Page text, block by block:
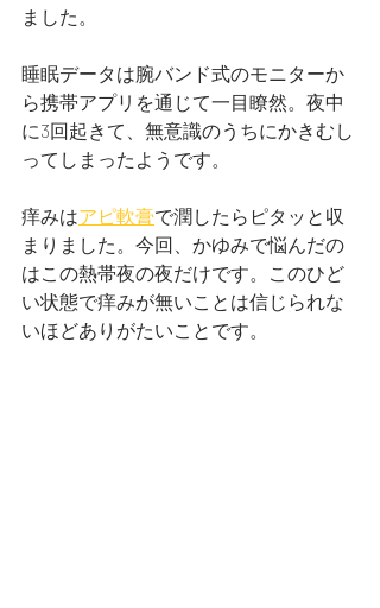
ました。
睡眠データは腕バンド式のモニターか
ら携帯アプリを通じて一目瞭然。夜中
に3回起きて、無意識のうちにかきむし
ってしまったようです。
痒みはアピ軟膏で潤したらピタッと収
まりました。今回、かゆみで悩んだの
はこの熱帯夜の夜だけです。このひど
い状態で痒みが無いことは信じられな
いほどありがたいことです。